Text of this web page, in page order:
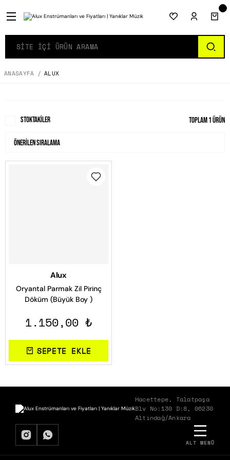
ANASAYFA ALUX
Stoktakiler Toplam 1 ürün
Alux
Oryantal Parmak Zil Pirinç
Döküm (Büyük Boy )
1.150,00 ₺
SEPETE EKLE
Hacettepe, Talatpaşa
Blv No:130 D:8, 06230
Altındağ/Ankara
ALT MENÜ